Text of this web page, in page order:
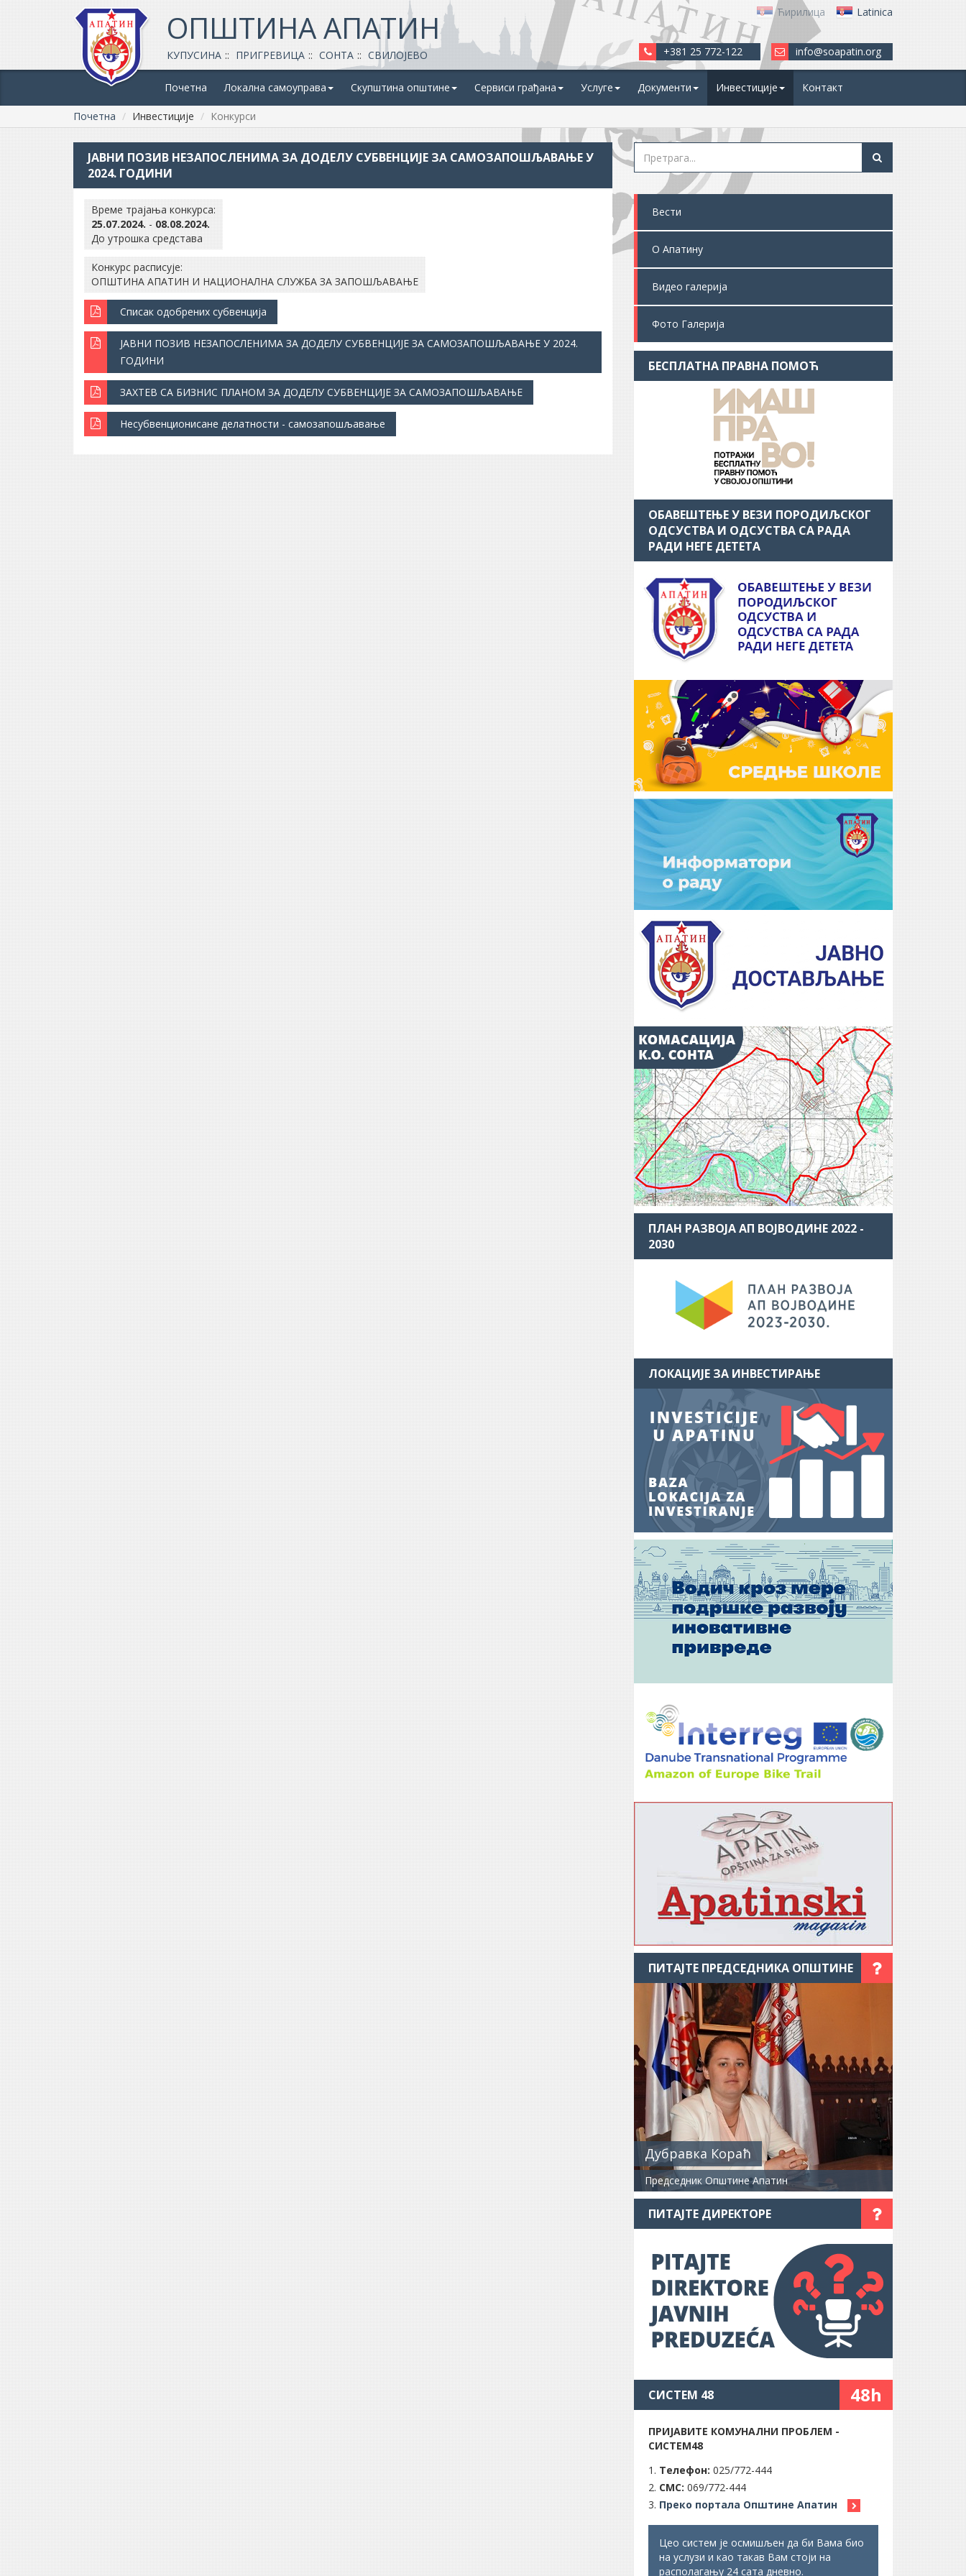
ОПШТИНА АПАТИН
КУПУСИНА ПРИГРЕВИЦА СОНТА СВИЛОЈЕВО
Ћирилица Latinica
+381 25 772-122 info@soapatin.org
Почетна Локална самоуправа Скупштина општине Сервиси грађана Услуге Документи Инвестиције Контакт
Почетна Инвестиције Конкурси
ЈАВНИ ПОЗИВ НЕЗАПОСЛЕНИМА ЗА ДОДЕЛУ СУБВЕНЦИЈЕ ЗА САМОЗАПОШЉАВАЊЕ У
2024. ГОДИНИ
Време трајања конкурса:
25.07.2024. - 08.08.2024.
До утрошка средстава
Конкурс расписује:
ОПШТИНА АПАТИН И НАЦИОНАЛНА СЛУЖБА ЗА ЗАПОШЉАВАЊЕ
Списак одобрених субвенција
ЈАВНИ ПОЗИВ НЕЗАПОСЛЕНИМА ЗА ДОДЕЛУ СУБВЕНЦИЈЕ ЗА САМОЗАПОШЉАВАЊЕ У 2024.
ГОДИНИ
ЗАХТЕВ СА БИЗНИС ПЛАНОМ ЗА ДОДЕЛУ СУБВЕНЦИЈЕ ЗА САМОЗАПОШЉАВАЊЕ
Несубвенционисане делатности - самозапошљавање
Вести
О Апатину
Видео галерија
Фото Галерија
БЕСПЛАТНА ПРАВНА ПОМОЋ
ОБАВЕШТЕЊЕ У ВЕЗИ ПОРОДИЉСКОГ
ОДСУСТВА И ОДСУСТВА СА РАДА
РАДИ НЕГЕ ДЕТЕТА
ПЛАН РАЗВОЈА АП ВОЈВОДИНЕ 2022 -
2030
ЛОКАЦИЈЕ ЗА ИНВЕСТИРАЊЕ
ПИТАЈТЕ ПРЕДСЕДНИКА ОПШТИНЕ
Дубравка Кораћ
Председник Општине Апатин
ПИТАЈТЕ ДИРЕКТОРЕ
СИСТЕМ 48 48h
ПРИЈАВИТЕ КОМУНАЛНИ ПРОБЛЕМ -
СИСТЕМ48
Телефон: 025/772-444
СМС: 069/772-444
Преко портала Општине Апатин
Цео систем је осмишљен да би Вама био
на услузи и као такав Вам стоји на
располагању 24 сата дневно.